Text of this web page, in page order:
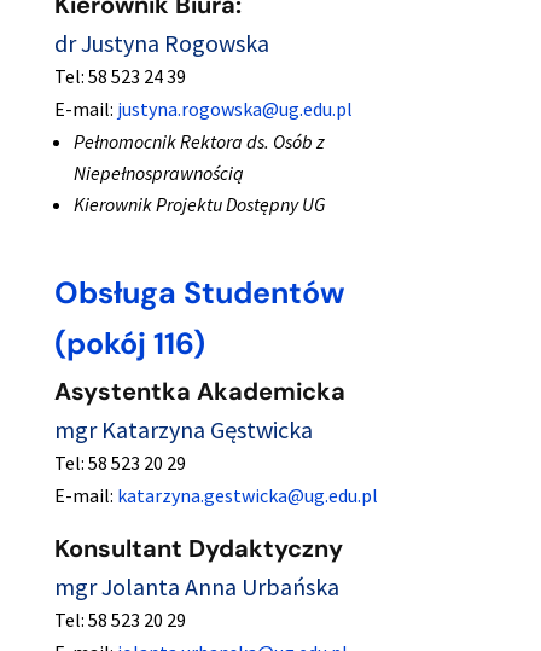
dr Justyna Rogowska
Tel: 58 523 24 39
E-mail: justyna.rogowska@ug.edu.pl
Pełnomocnik Rektora ds. Osób z
Niepełnosprawnością
Kierownik Projektu Dostępny UG
Obsługa Studentów
(pokój 116)
Asystentka Akademicka
mgr Katarzyna Gęstwicka
Tel: 58 523 20 29
E-mail: katarzyna.gestwicka@ug.edu.pl
Konsultant Dydaktyczny
mgr Jolanta Anna Urbańska
Tel: 58 523 20 29